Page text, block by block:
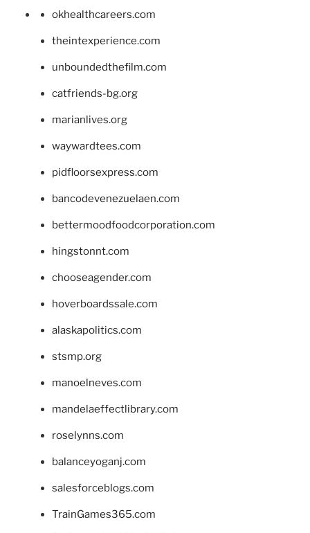
okhealthcareers.com
theintexperience.com
unboundedthefilm.com
catfriends-bg.org
marianlives.org
waywardtees.com
pidfloorsexpress.com
bancodevenezuelaen.com
bettermoodfoodcorporation.com
hingstonnt.com
chooseagender.com
hoverboardssale.com
alaskapolitics.com
stsmp.org
manoelneves.com
mandelaeffectlibrary.com
roselynns.com
balanceyoganj.com
salesforceblogs.com
TrainGames365.com